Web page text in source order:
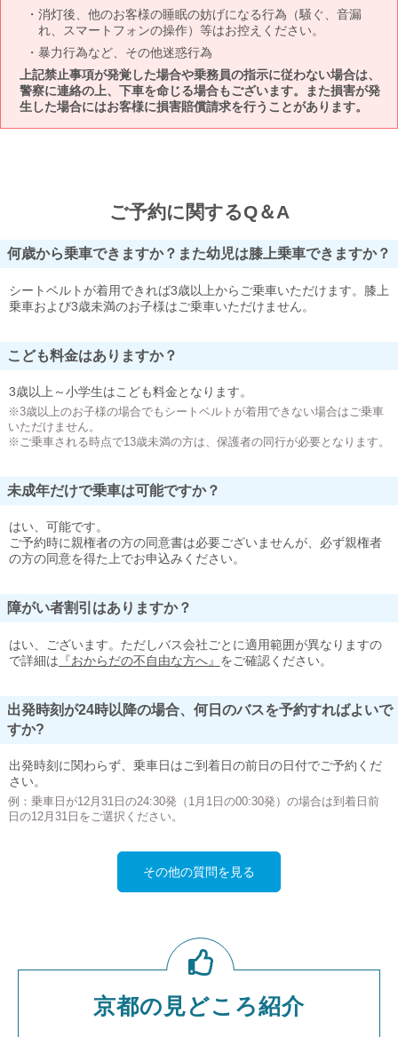
消灯後、他のお客様の睡眠の妨げになる行為（騒ぐ、音漏
れ、スマートフォンの操作）等はお控えください。
暴力行為など、その他迷惑行為
上記禁止事項が発覚した場合や乗務員の指示に従わない場合は、
警察に連絡の上、下車を命じる場合もございます。また損害が発
生した場合にはお客様に損害賠償請求を行うことがあります。
ご予約に関するQ＆A
何歳から乗車できますか？また幼児は膝上乗車できますか？
シートベルトが着用できれば3歳以上からご乗車いただけます。膝上
乗車および3歳未満のお子様はご乗車いただけません。
こども料金はありますか？
3歳以上～小学生はこども料金となります。
※3歳以上のお子様の場合でもシートベルトが着用できない場合はご乗車
いただけません。
※ご乗車される時点で13歳未満の方は、保護者の同行が必要となります。
未成年だけで乗車は可能ですか？
はい、可能です。
ご予約時に親権者の方の同意書は必要ございませんが、必ず親権者
の方の同意を得た上でお申込みください。
障がい者割引はありますか？
はい、ございます。ただしバス会社ごとに適用範囲が異なりますの
で詳細は 『おからだの不自由な方へ』 をご確認ください。
出発時刻が24時以降の場合、何日のバスを予約すればよいで
すか?
出発時刻に関わらず、乗車日はご到着日の前日の日付でご予約くだ
さい。
例：乗車日が12月31日の24:30発（1月1日の00:30発）の場合は到着日前
日の12月31日をご選択ください。
その他の質問を見る
京都の見どころ紹介